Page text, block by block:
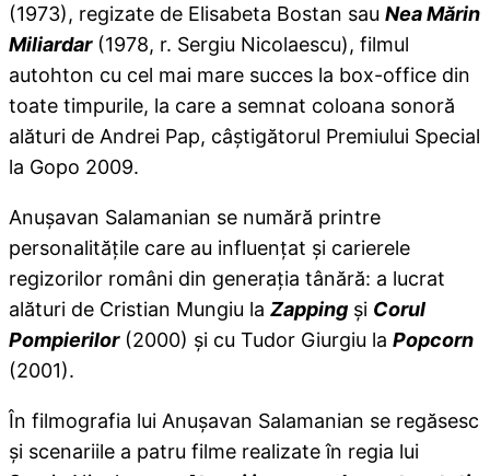
(1973), regizate de Elisabeta Bostan sau Nea Mărin
Miliardar(1978, r. Sergiu Nicolaescu), filmul
autohton cu cel mai mare succes la box-office din
toate timpurile, la care a semnat coloana sonoră
alături de Andrei Pap, câştigătorul Premiului Special
la Gopo 2009.
Anuşavan Salamanian se numără printre
personalităţile care au influenţat şi carierele
regizorilor români din generaţia tânără: a lucrat
alături de Cristian Mungiu la Zapping şi Corul
Pompierilor(2000) şi cu Tudor Giurgiu la Popcorn
(2001).
În filmografia lui Anuşavan Salamanian se regăsesc
şi scenariile a patru filme realizate în regia lui